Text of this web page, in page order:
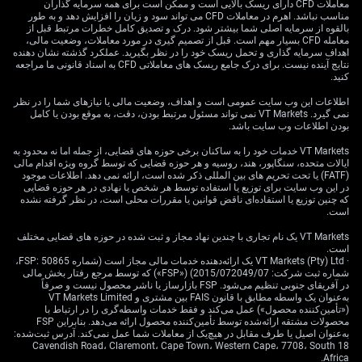
between the US and China, which has lowered tariffs
and boosted confidence in global trade momentum. In
previous months, uncertainty had been serving as a
support for gold, with investors hedging against both
inflation and geopolitical tension. That floor now
As yields on the 10-year Treasury crept up by seven
inflationary concerns to relative opportunity costs.
Whenever yields rise, interest in non-yielding assets
tends to wane, and we’re seeing just that — capital
cycling out of bullion into more productive corners.
gold more expensive for foreign investors, effectively
dampening demand from abroad. Traders need to
recognise that correlation plays a heavier hand in these
conditions — rising yields and a stronger dollar often
coincide, creating double pressure on metals.
Looking to central bank demand, it’s plain there remains
a commitment to building gold reserves, with the
معاملات CFD دارای ریسک بالایی است و ممکن است برای همه سرمایه گذاران
مناسب نباشد. اهرم در معاملات CFD می تواند سود و زیان را افزایش دهد و به طور
بالقوه از سرمایه اصلی شما بیشتر شود. درک و تصدیق کامل خطرات مرتبط قبل از
معامله CFD بسیار مهم است. قبل از تصمیم گیری در مورد معاملات، وضعیت مالی،
اهداف سرمایه گذاری و تحمل ریسک خود را در نظر بگیرید. عملکرد گذشته نشان دهنده
نتایج آینده نیست. برای درک جامع ریسک های معاملاتی CFD به اسناد قانونی ما مراجعه
کنید.
اطلاعات این وب سایت عمومی است و اهداف، وضعیت مالی یا نیازهای شما را در نظر
نمی گیرد. VT Markets نمی تواند مسئول مرتبط بودن، دقت، به موقع بودن یا کامل
بودن اطلاعات وب سایت باشد.
VT Markets خدمات خود را به ساکنان برخی حوزه های قضایی، از جمله اما نه محدود به
ایالات متحده، سنگاپور، هند، روسیه و هر حوزه قضایی که توسط گروه ویژه اقدام مالی
(FATF) یا تحت تحریم های بین المللی ذکر شده است، ارائه نمی دهد. اطلاعات موجود
در این وب سایت برای توزیع یا استفاده توسط هر شخص یا نهادی در هر حوزه قضایی
که چنین توزیع یا استفاده‌ای ناقض قوانین یا مقررات محلی است، در نظر گرفته نشده
است.
VT Markets یک نام تجاری با چندین نهاد مجاز و ثبت شده در حوزه های قضایی مختلف
است.
· VT Markets (Pty) Ltd یک ارائه‌دهنده خدمات مالی مجاز است (شماره FSP: 50865،
شماره ثبت شرکت: 2015/072049/07) («FSP») که توسط مرجع رفتار بخش مالی
در آفریقای جنوبی تنظیم می‌شود. FSP بازارساز یا ناشر محصول نیست و صرفاً
به‌عنوان یک واسطه مطابق با قانون FAIS بین مشتری و VT Markets Limited
(«تأمین‌کننده محصول») عمل می‌کند و فقط خدمات واسطه‌گری را در ارتباط با
محصولات مشتقه ارائه‌شده توسط تأمین‌کننده محصول ارائه می‌دهد. بنابراین FSP
به‌عنوان اصیل یا طرف مقابل در هیچ‌یک از معاملات شما عمل نمی‌کند. آدرس ثبت‌شده:
18 Cavendish Road، Claremont، Cape Town، Western Cape، 7708، South
Africa.